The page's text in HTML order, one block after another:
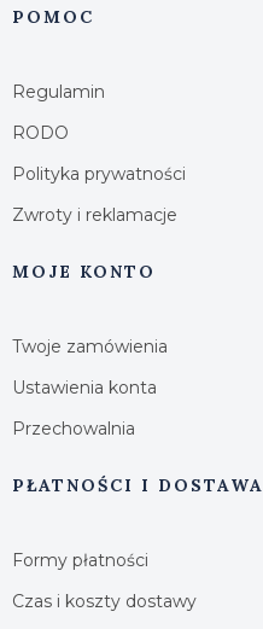
Linki w stopce
POMOC
Regulamin
RODO
Polityka prywatności
Zwroty i reklamacje
MOJE KONTO
Twoje zamówienia
Ustawienia konta
Przechowalnia
PŁATNOŚCI I DOSTAWA
Formy płatności
Czas i koszty dostawy